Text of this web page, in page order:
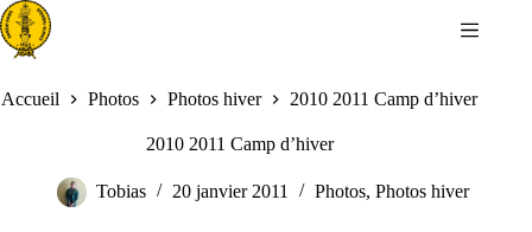
Passer
au
contenu
Accueil Photos Photos hiver 2010 2011 Camp d’hiver
2010 2011 Camp d’hiver
Tobias 20 janvier 2011 Photos,Photos hiver